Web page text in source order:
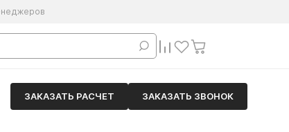
ЗАКАЗАТЬ РАСЧЕТ ЗАКАЗАТЬ ЗВОНОК